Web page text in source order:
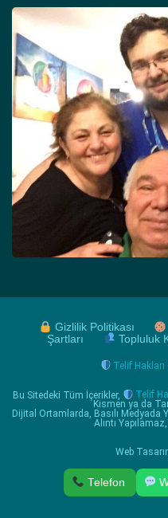
Gizlilik Politikası
Şartları
Topluluk
Telif
Bu Sitedeki Tüm İçerikler, Telif
Kısmen ya da
Dijital Ortamlarda, Basılı Medyada
Alıntı
Web
Telefon